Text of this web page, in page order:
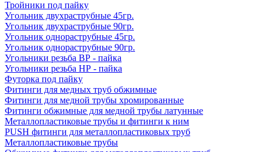
Тройники под пайку
Угольник двухраструбные 45гр.
Угольник двухраструбные 90гр.
Угольник однораструбные 45гр.
Угольник однораструбные 90гр.
Угольники резьба ВР - пайка
Угольники резьба НР - пайка
Футорка под пайку
Фитинги для медных труб обжимные
Фитинги для медной трубы хромированные
Фитинги обжимные для медной трубы латунные
Металлопластиковые трубы и фитинги к ним
PUSH фитинги для металлопластиковых труб
Металлопластиковые трубы